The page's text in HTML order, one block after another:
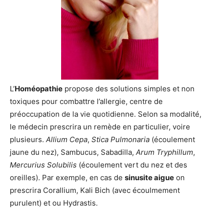
L’Homéopathie propose des solutions simples et non
toxiques pour combattre l’allergie, centre de
préoccupation de la vie quotidienne. Selon sa modalité,
le médecin prescrira un remède en particulier, voire
plusieurs. Allium Cepa, Stica Pulmonaria (écoulement
jaune du nez), Sambucus, Sabadilla, Arum Tryphillum,
Mercurius Solubilis (écoulement vert du nez et des
oreilles). Par exemple, en cas de sinusite aigue on
prescrira Corallium, Kali Bich (avec écoulmement
purulent) et ou Hydrastis.